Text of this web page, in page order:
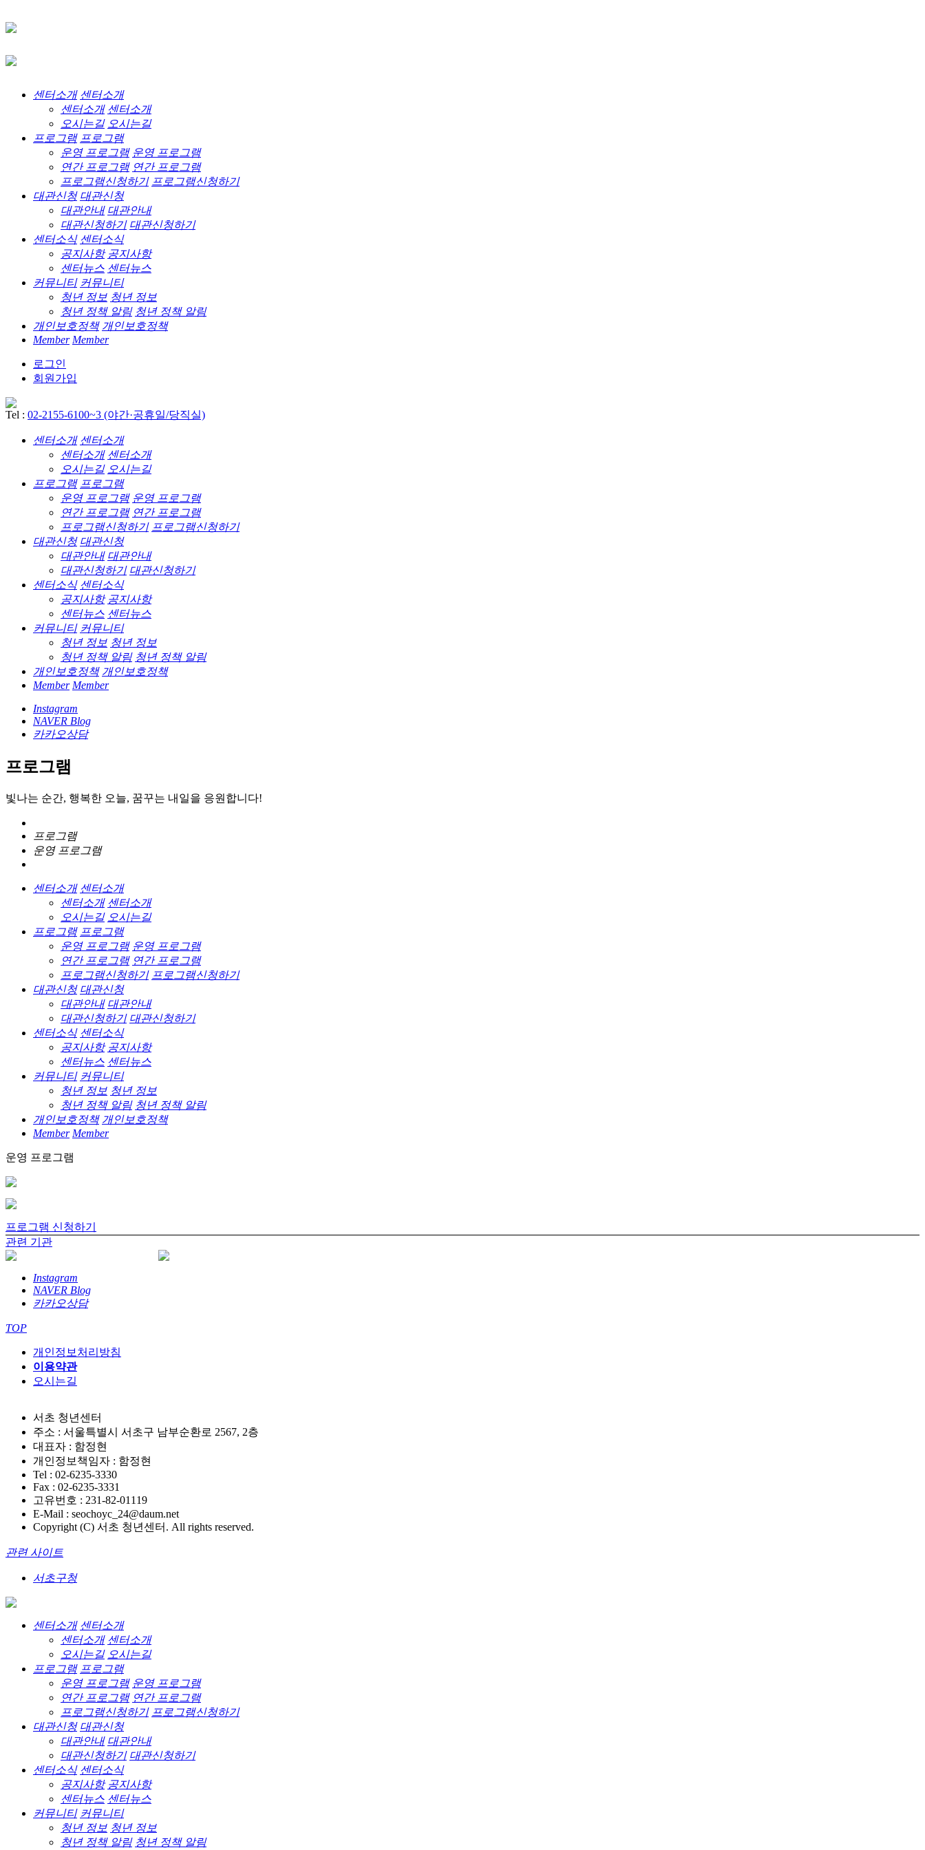
센터소개 센터소개
센터소개 센터소개
오시는길 오시는길
프로그램 프로그램
운영 프로그램 운영 프로그램
연간 프로그램 연간 프로그램
프로그램신청하기 프로그램신청하기
대관신청 대관신청
대관안내 대관안내
대관신청하기 대관신청하기
센터소식 센터소식
공지사항 공지사항
센터뉴스 센터뉴스
커뮤니티 커뮤니티
청년 정보 청년 정보
청년 정책 알림 청년 정책 알림
개인보호정책 개인보호정책
Member Member
로그인
회원가입
Tel : 02-2155-6100~3 (야간·공휴일/당직실)
센터소개 센터소개
센터소개 센터소개
오시는길 오시는길
프로그램 프로그램
운영 프로그램 운영 프로그램
연간 프로그램 연간 프로그램
프로그램신청하기 프로그램신청하기
대관신청 대관신청
대관안내 대관안내
대관신청하기 대관신청하기
센터소식 센터소식
공지사항 공지사항
센터뉴스 센터뉴스
커뮤니티 커뮤니티
청년 정보 청년 정보
청년 정책 알림 청년 정책 알림
개인보호정책 개인보호정책
Member Member
Instagram
NAVER Blog
카카오상담
프로그램
빛나는 순간, 행복한 오늘, 꿈꾸는 내일을 응원합니다!
프로그램
운영 프로그램
센터소개 센터소개
센터소개 센터소개
오시는길 오시는길
프로그램 프로그램
운영 프로그램 운영 프로그램
연간 프로그램 연간 프로그램
프로그램신청하기 프로그램신청하기
대관신청 대관신청
대관안내 대관안내
대관신청하기 대관신청하기
센터소식 센터소식
공지사항 공지사항
센터뉴스 센터뉴스
커뮤니티 커뮤니티
청년 정보 청년 정보
청년 정책 알림 청년 정책 알림
개인보호정책 개인보호정책
Member Member
운영 프로그램
프로그램 신청하기
관련 기관
Instagram
NAVER Blog
카카오상담
TOP
개인정보처리방침
이용약관
오시는길
서초 청년센터
주소 : 서울특별시 서초구 남부순환로 2567, 2층
대표자 : 함정현
개인정보책임자 : 함정현
Tel : 02-6235-3330
Fax : 02-6235-3331
고유번호 : 231-82-01119
E-Mail : seochoyc_24@daum.net
Copyright (C) 서초 청년센터. All rights reserved.
관련 사이트
서초구청
센터소개 센터소개
센터소개 센터소개
오시는길 오시는길
프로그램 프로그램
운영 프로그램 운영 프로그램
연간 프로그램 연간 프로그램
프로그램신청하기 프로그램신청하기
대관신청 대관신청
대관안내 대관안내
대관신청하기 대관신청하기
센터소식 센터소식
공지사항 공지사항
센터뉴스 센터뉴스
커뮤니티 커뮤니티
청년 정보 청년 정보
청년 정책 알림 청년 정책 알림